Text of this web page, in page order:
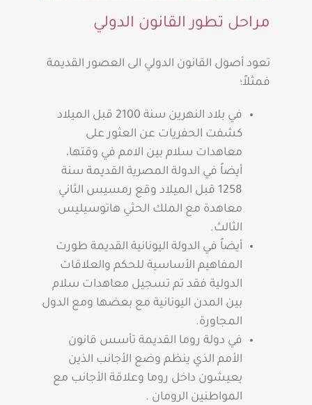
مراحل تطور القانون الدولي
تعود أصول القانون الدولي الى العصور القديمة
فمثلاً؛
في بلاد النهرين سنة 2100 قبل الميلاد
كشفت الحفريات عن العثور على
معاهدات سلام بين الامم في وقتها،
أيضاً في الدولة المصرية القديمة سنة
1258 قبل الميلاد وقع رمسيس الثاني
معاهدة مع الملك الحثي هاتوسيليس
الثالث.
أيضاً في الدولة اليونانية القديمة طورت
المفاهيم الأساسية للحكم والعلاقات
الدولية فقد تم تسجيل معاهدات سلام
بين المدن اليونانية مع بعضها ومع الدول
المجاورة.
في دولة روما القديمة تأسس قانون
الأمم الذي ينظم وضع الأجانب الذين
يعيشون داخل روما وعلاقة الأجانب مع
المواطنين الرومان .